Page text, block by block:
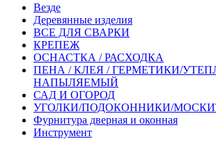
Везде
Деревянные изделия
ВСЕ ДЛЯ СВАРКИ
КРЕПЕЖ
ОСНАСТКА / РАСХОДКА
ПЕНА / КЛЕЯ / ГЕРМЕТИКИ/
НАПЫЛЯЕМЫЙ
САД И ОГОРОД
УГОЛКИ/ПОДОКОННИКИ/
Фурнитура дверная и оконная
Инструмент